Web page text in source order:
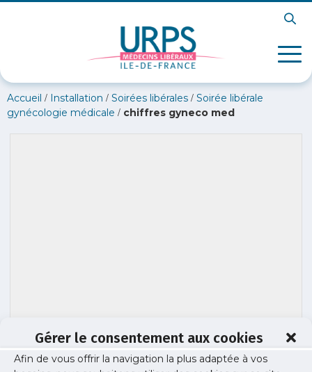
Gérer le consentement aux cookies
Afin de vous offrir la navigation la plus adaptée à vos
Accueil / Installation / Soirées libérales / Soirée libérale
gynécologie médicale / chiffres gyneco med